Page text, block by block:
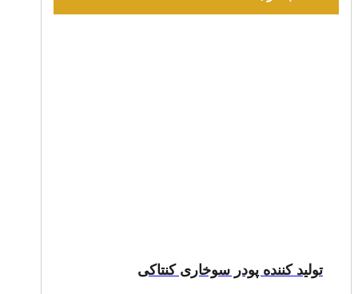
تولید کننده پودر سوخاری کنتاکی